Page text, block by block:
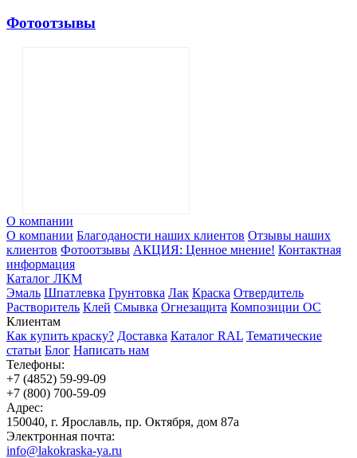
Фотоотзывы
О компании
О компании Благоданости наших клиентов Отзывы наших
клиентов Фотоотзывы АКЦИЯ: Ценное мнение! Контактная
информация
Каталог ЛКМ
Эмаль Шпатлевка Грунтовка Лак Краска Отвердитель
Растворитель Клей Смывка Огнезащита Композиции ОС
Клиентам
Как купить краску? Доставка Каталог RAL Тематические
статьи Блог Написать нам
Телефоны:
+7 (4852) 59-99-09
+7 (800) 700-59-09
Адрес:
150040, г. Ярославль, пр. Октября, дом 87a
Электронная почта:
info@lakokraska-ya.ru